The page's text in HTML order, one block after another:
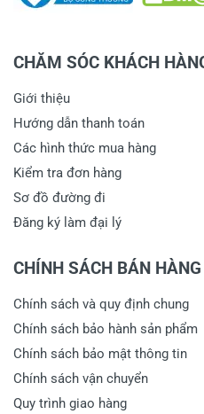
CHĂM SÓC KHÁCH
Giới thiệu
Hướng dẫn thanh toán
Các hình thức mua hàng
Kiểm tra đơn hàng
Sơ đồ đường đi
Đăng ký làm đại lý
CHÍNH SÁCH BÁN HÀNG
Chính sách và quy định chung
Chính sách bảo hành sản phẩm
Chính sách bảo mật thông tin
Chính sách vận chuyển
Quy trình giao hàng